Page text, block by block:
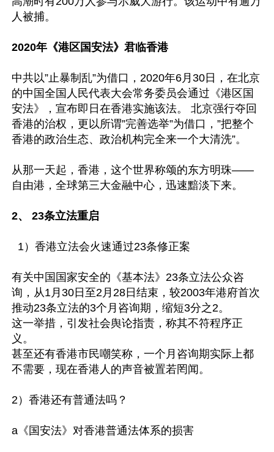
人被捕。
2020年《港区国安法》君临香港
中共以”止暴制乱”为借口，2020年6月30日，在北京
的中国全国人民代表大会常务委员会通过《港区国
安法》，宣布即日在香港实施该法。 北京强行夺回
香港的治权，更以所谓”完善选举”为借口，”把整个
香港的政治生态、政治机构完全来一个大清洗”。
从那一天起，香港，这个世界称颂的东方明珠——
自由港，全球第三大金融中心，迅速黯淡下来。
2、 23条立法重启
有关中国国家安全的《基本法》23条立法公众咨
询，从1月30日至2月28日结束，较2003年港府首次
推动23条立法的3个月咨询期，缩短3分之2。
这一举措，引发社会舆论指责，称其不符程序正
义。
甚至还有香港市民嘲笑称，一个月咨询期实际上都
不需要，现在香港人的声音被置若罔闻。
2）香港还有普通法吗？
a《国安法》对香港普通法体系的损害